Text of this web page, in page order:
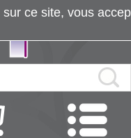
ce site, vous